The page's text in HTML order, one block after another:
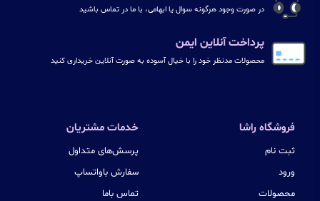
در صورت وجود هرگونه سوال یا ابهامی، با ما در تماس باشید
پرداخت آنلاین ایمن
محصولات مدنظر خود را با خیال آسوده به صورت آنلاین خریداری کنید
فروشگاه راشا
ثبت نام
ورود
محصولات
خدمات مشتریان
پرسش‌های متداول
سفارش باواتساپ
تماس باما